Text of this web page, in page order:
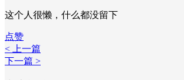
这个人很懒，什么都没留下
点赞
< 上一篇
下一篇 >